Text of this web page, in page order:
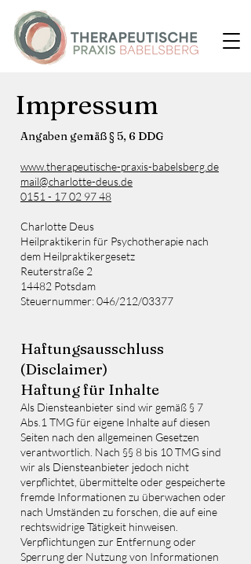
Impressum
Angaben gemäß § 5, 6 DDG
www.therapeutische-praxis-babelsberg.de
mail@charlotte-deus.de
0151 - 17 02 97 48
Charlotte Deus
Heilpraktikerin für Psychotherapie nach
dem Heilpraktikergesetz
Reuterstraße 2
14482 Potsdam
Steuernummer: 046/212/03377
Haftungsausschluss
(Disclaimer)
Haftung für Inhalte
Als Diensteanbieter sind wir gemäß § 7
Abs.1 TMG für eigene Inhalte auf diesen
Seiten nach den allgemeinen Gesetzen
verantwortlich. Nach §§ 8 bis 10 TMG sind
wir als Diensteanbieter jedoch nicht
verpflichtet, übermittelte oder gespeicherte
fremde Informationen zu überwachen oder
nach Umständen zu forschen, die auf eine
rechtswidrige Tätigkeit hinweisen.
Verpflichtungen zur Entfernung oder
Sperrung der Nutzung von Informationen